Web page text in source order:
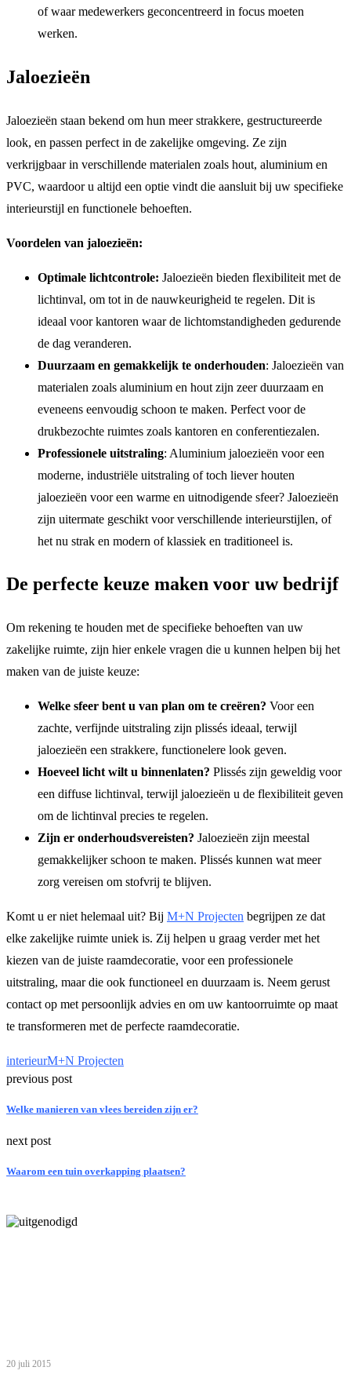
of waar medewerkers geconcentreerd in focus moeten
werken.
Jaloezieën
Jaloezieën staan bekend om hun meer strakkere, gestructureerde
look, en passen perfect in de zakelijke omgeving. Ze zijn
verkrijgbaar in verschillende materialen zoals hout, aluminium en
PVC, waardoor u altijd een optie vindt die aansluit bij uw specifieke
interieurstijl en functionele behoeften.
Voordelen van jaloezieën:
Optimale lichtcontrole: Jaloezieën bieden flexibiliteit met de
lichtinval, om tot in de nauwkeurigheid te regelen. Dit is
ideaal voor kantoren waar de lichtomstandigheden gedurende
de dag veranderen.
Duurzaam en gemakkelijk te onderhouden: Jaloezieën van
materialen zoals aluminium en hout zijn zeer duurzaam en
eveneens eenvoudig schoon te maken. Perfect voor de
drukbezochte ruimtes zoals kantoren en conferentiezalen.
Professionele uitstraling: Aluminium jaloezieën voor een
moderne, industriële uitstraling of toch liever houten
jaloezieën voor een warme en uitnodigende sfeer? Jaloezieën
zijn uitermate geschikt voor verschillende interieurstijlen, of
het nu strak en modern of klassiek en traditioneel is.
De perfecte keuze maken voor uw bedrijf
Om rekening te houden met de specifieke behoeften van uw
zakelijke ruimte, zijn hier enkele vragen die u kunnen helpen bij het
maken van de juiste keuze:
Welke sfeer bent u van plan om te creëren? Voor een
zachte, verfijnde uitstraling zijn plissés ideaal, terwijl
jaloezieën een strakkere, functionelere look geven.
Hoeveel licht wilt u binnenlaten? Plissés zijn geweldig voor
een diffuse lichtinval, terwijl jaloezieën u de flexibiliteit geven
om de lichtinval precies te regelen.
Zijn er onderhoudsvereisten? Jaloezieën zijn meestal
gemakkelijker schoon te maken. Plissés kunnen wat meer
zorg vereisen om stofvrij te blijven.
Komt u er niet helemaal uit? Bij M+N Projecten begrijpen ze dat
elke zakelijke ruimte uniek is. Zij helpen u graag verder met het
kiezen van de juiste raamdecoratie, voor een professionele
uitstraling, maar die ook functioneel en duurzaam is. Neem gerust
contact op met persoonlijk advies en om uw kantoorruimte op maat
te transformeren met de perfecte raamdecoratie.
interieurM+N Projecten
previous post
Welke manieren van vlees bereiden zijn er?
next post
Waarom een tuin overkapping plaatsen?
20 juli 2015